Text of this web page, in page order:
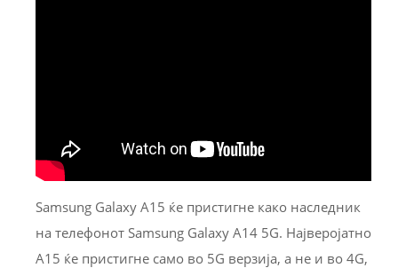
Samsung Galaxy A15 ќе пристигне како наследник
на телефонот Samsung Galaxy A14 5G. Најверојатно
A15 ќе пристигне само во 5G верзија, а не и во 4G,